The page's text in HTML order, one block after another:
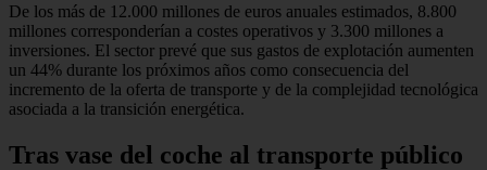
De los más de 12.000 millones de euros anuales estimados, 8.800
millones corresponderían a costes operativos y 3.300 millones a
inversiones. El sector prevé que sus gastos de explotación aumenten
un 44% durante los próximos años como consecuencia del
incremento de la oferta de transporte y de la complejidad tecnológica
asociada a la transición energética.
Tras vase del coche al transporte público